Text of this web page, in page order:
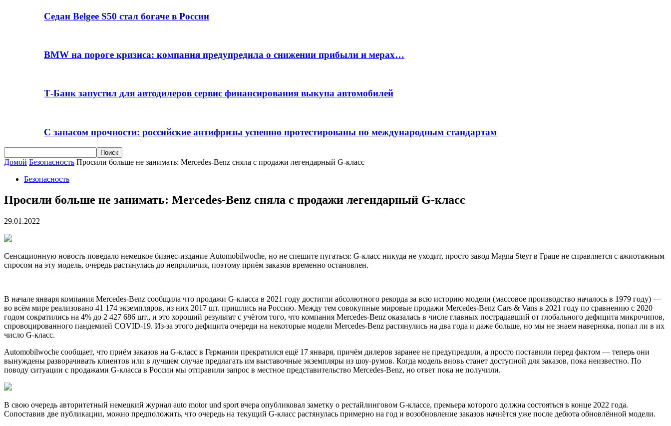
Седан Belgee S50 стал богаче в России
BMW на пороге кризиса: компания предупредила о снижении прибыли и мерах…
Т-Банк запустил для автодилеров сервис финансирования выкупа автомобилей
С запасом прочности: российские антифризы успешно протестированы по международным стандартам
Домой Безопасность Просили больше не занимать: Mercedes-Benz сняла с продажи легендарный G-класс
Безопасность
Просили больше не занимать: Mercedes-Benz сняла с продажи легендарный G-класс
29.01.2022
Сенсационную новость поведало немецкое бизнес-издание Automobilwoche, но не спешите пугаться: G-класс никуда не уходит, просто завод Magna Steyr в Граце не справляется с ажиотажным
спросом на эту модель, очередь растянулась до неприличия, поэтому приём заказов временно остановлен.
В начале января компания Mercedes-Benz сообщила что продажи G-класса в 2021 году достигли абсолютного рекорда за всю историю модели (массовое производство началось в 1979 году) —
во всём мире реализовано 41 174 экземпляров, из них 2017 шт. пришлись на Россию. Между тем совокупные мировые продажи Mercedes-Benz Cars & Vans в 2021 году по сравнению с 2020
годом сократились на 4% до 2 427 686 шт., и это хороший результат с учётом того, что компания Mercedes-Benz оказалась в числе главных пострадавший от глобального дефицита микрочипов,
спровоцированного пандемией COVID-19. Из-за этого дефицита очереди на некоторые модели Mercedes-Benz растянулись на два года и даже больше, но мы не знаем наверняка, попал ли в их
число G-класс.
Automobilwoche сообщает, что приём заказов на G-класс в Германии прекратился ещё 17 января, причём дилеров заранее не предупредили, а просто поставили перед фактом — теперь они
вынуждены разворачивать клиентов или в лучшем случае предлагать им выставочные экземпляры из шоу-румов. Когда модель вновь станет доступной для заказов, пока неизвестно. По
поводу ситуации с продажами G-класса в России мы отправили запрос в местное представительство Mercedes-Benz, но ответ пока не получили.
В свою очередь авторитетный немецкий журнал auto motor und sport вчера опубликовал заметку о рестайлинговом G-классе, премьера которого должна состояться в конце 2022 года.
Сопоставив две публикации, можно предположить, что очередь на текущий G-класс растянулась примерно на год и возобновление заказов начнётся уже после дебюта обновлённой модели.